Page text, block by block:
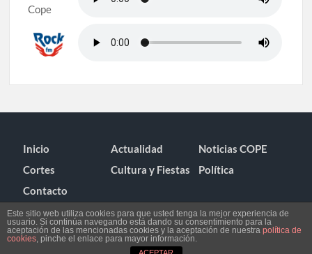
Inicio Actualidad
Noticias COPE
Cortes
Cultura y Fiestas
Política
Contacto
Este sitio web utiliza cookies para que usted tenga la mejor experiencia de
usuario. Si continúa navegando está dando su consentimiento para la
aceptación de las mencionadas cookies y la aceptación de nuestra política de
cookies, pinche el enlace para mayor información.